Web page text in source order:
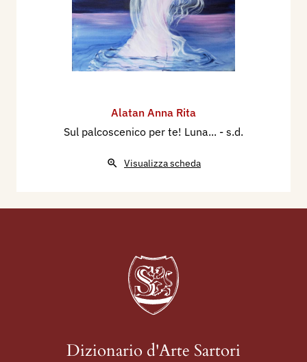
Alatan Anna Rita
Sul palcoscenico per te! Luna... - s.d.
Visualizza scheda
Dizionario d'Arte Sartori